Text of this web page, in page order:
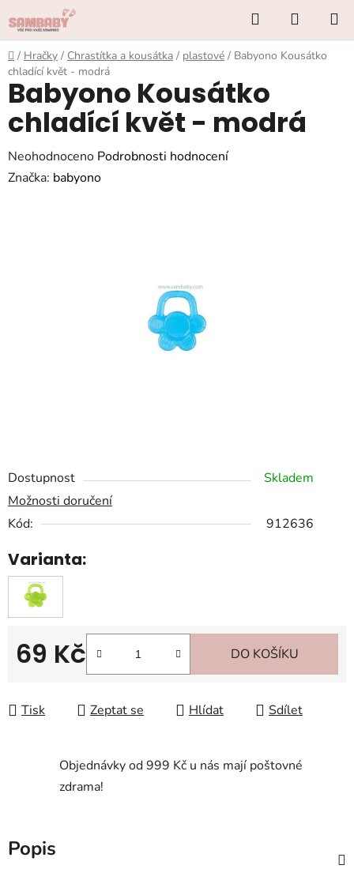
na
obsah
Hledat
KOŠÍK
Domů
/ Hračky / Chrastítka a kousátka / plastové / Babyono Kousátko
chladící květ - modrá
Dostupnost
Skladem
Možnosti doručení
Kód:
912636
Varianta:
69 Kč DO KOŠÍKU
Tisk Zeptat se Hlídat Sdílet
Babyono Kousátko
chladící květ - modrá
Průměrné
hodnocení
Neohodnoceno Podrobnosti hodnocení
Značka: babyono
Objednávky od 999 Kč u nás mají poštovné
zdrama!
Popis